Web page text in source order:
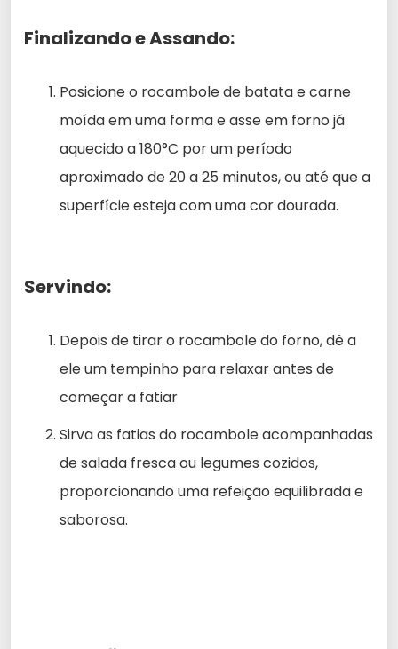
Finalizando e Assando:
Posicione o rocambole de batata e carne
moída em uma forma e asse em forno já
aquecido a 180°C por um período
aproximado de 20 a 25 minutos, ou até que a
superfície esteja com uma cor dourada.
Servindo:
Depois de tirar o rocambole do forno, dê a
ele um tempinho para relaxar antes de
começar a fatiar
Sirva as fatias do rocambole acompanhadas
de salada fresca ou legumes cozidos,
proporcionando uma refeição equilibrada e
saborosa.